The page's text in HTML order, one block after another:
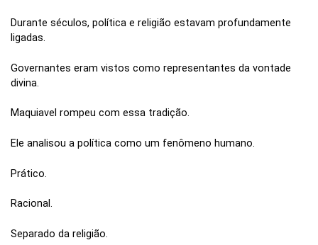
Durante séculos, política e religião estavam profundamente
ligadas.
Governantes eram vistos como representantes da vontade
divina.
Maquiavel rompeu com essa tradição.
Ele analisou a política como um fenômeno humano.
Prático.
Racional.
Separado da religião.